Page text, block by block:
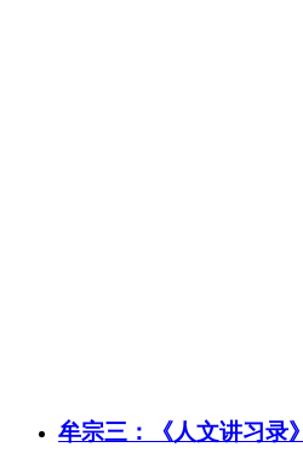
牟宗三：《人文讲习录